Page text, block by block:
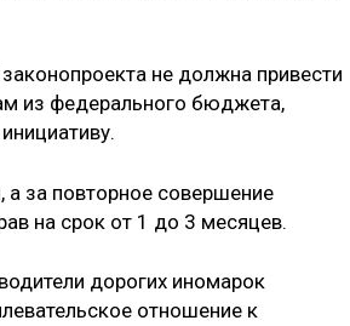
не должна привести
из федерального бюджета,
а за повторное совершение
на срок от 1 до 3 месяцев.
дорогих иномарок
отношение к